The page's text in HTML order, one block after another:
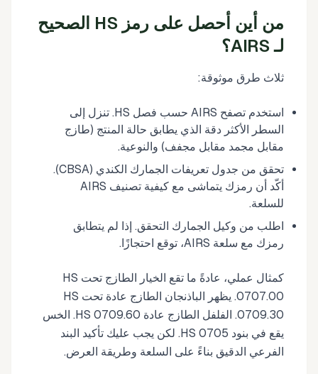
من أين أحصل على رمز HS الصحيح
لـ AIRS؟
ثلاث طرق موثوقة:
استخدم تصفح AIRS حسب فصل HS. تنزل إلى
السطر الأكثر دقة الذي يطابق حالة المنتج (طازج
مقابل مجمد مقابل مجفف) والنوعية.
تحقق من جدول تعريفات الجمارك الكندي (CBSA).
أكّد أن رمزك يتماشى مع كيفية تصنيف AIRS
للسلعة.
اطلب من وكيل الجمارك التحقق. إذا لم يتطابق
رمزك مع سلعة AIRS، توقع احتجازًا.
كمثال عملي، عادةً ما تقع الخيار الطازج تحت HS
0707.00. يظهر الباذنجان الطازج عادة تحت HS
0709.30. الفلفل الطازج عادة HS 0709.60. الخس
يقع في بنود HS 0705. لكن يجب عليك تأكيد البند
الفرعي الدقيق بناءً على السلعة وطريقة العرض.